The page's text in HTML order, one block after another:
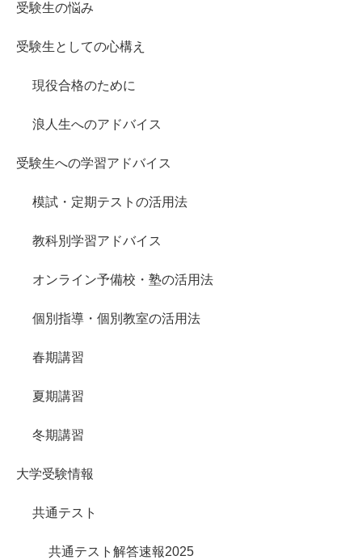
受験生の悩み
受験生としての心構え
現役合格のために
浪人生へのアドバイス
受験生への学習アドバイス
模試・定期テストの活用法
教科別学習アドバイス
オンライン予備校・塾の活用法
個別指導・個別教室の活用法
春期講習
夏期講習
冬期講習
大学受験情報
共通テスト
共通テスト解答速報2025